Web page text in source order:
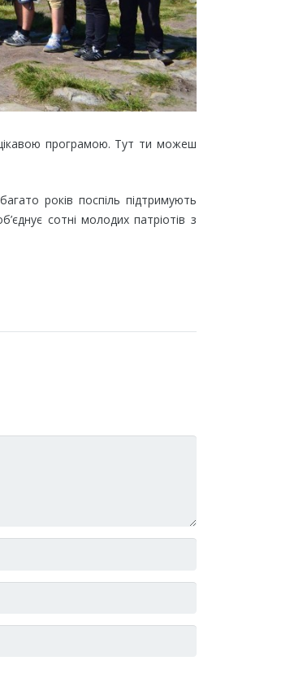
програмою. Тут ти можеш
років поспіль підтримують
сотні молодих патріотів з